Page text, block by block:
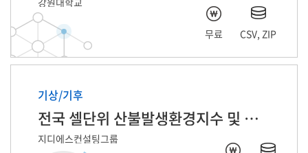
무료 CSV, ZIP
기상/기후
전국 셀단위 산불발생환경지수 및 발생정보
지디에스컨설팅그룹